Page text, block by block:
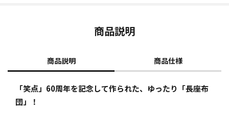
商品説明
商品説明 商品仕様
「笑点」60周年を記念して作られた、ゆったり「長座布
団」！